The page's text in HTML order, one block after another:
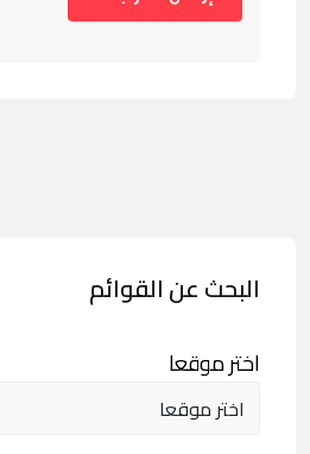
البحث عن القوائم
اختر موقعا